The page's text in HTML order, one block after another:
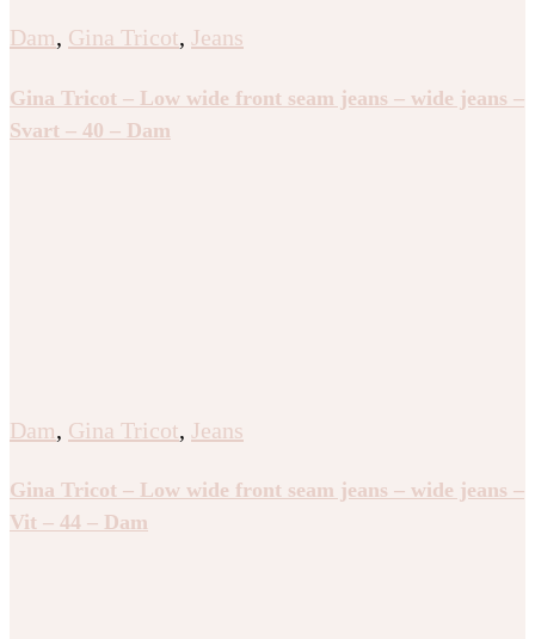
Dam, Gina Tricot, Jeans
Gina Tricot – Low wide front seam jeans – wide jeans –
Svart – 40 – Dam
Dam, Gina Tricot, Jeans
Gina Tricot – Low wide front seam jeans – wide jeans –
Vit – 44 – Dam